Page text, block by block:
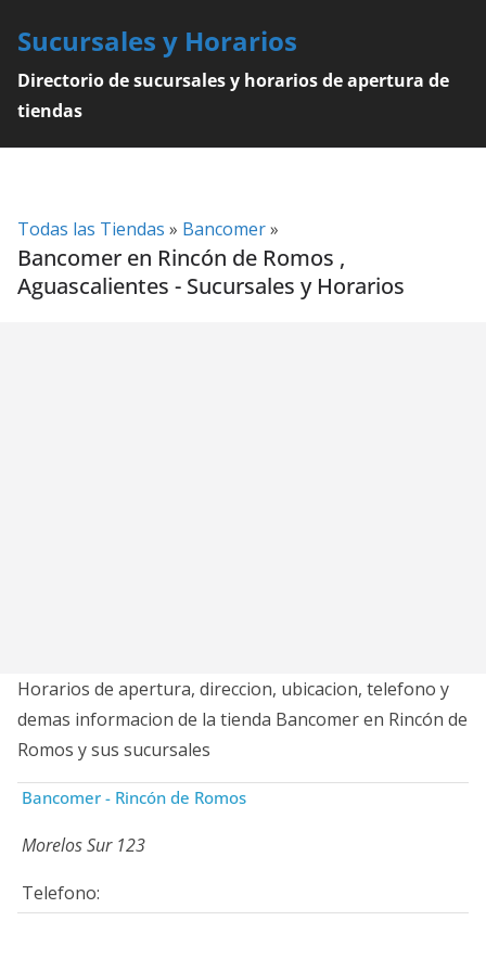
content
Sucursales y Horarios
Directorio de sucursales y horarios de apertura de
tiendas
Todas las Tiendas » Bancomer»
Bancomer en Rincón de Romos ,
Aguascalientes - Sucursales y Horarios
Horarios de apertura, direccion, ubicacion, telefono y
demas informacion de la tienda Bancomer en Rincón de
Romos y sus sucursales
Bancomer - Rincón de Romos
Morelos Sur 123
Telefono: